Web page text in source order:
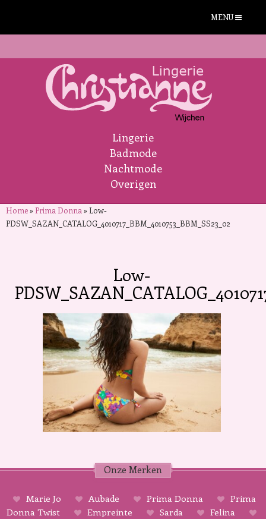
MENU
Lingerie
Badmode
Nachtmode
Overigen
Home»Prima Donna »Low-
PDSW_SAZAN_CATALOG_4010717_BBM_4010753_BBM_SS23_02
Low-
Onze Merken
Marie Jo Aubade Prima Donna
Prima
Donna Twist
Empreinte Sarda
Felina